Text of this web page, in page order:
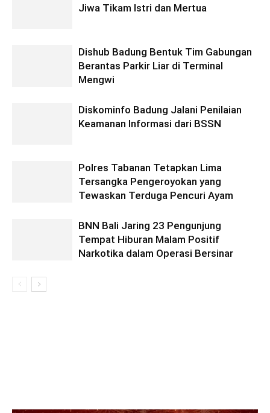
Jiwa Tikam Istri dan Mertua
Dishub Badung Bentuk Tim Gabungan
Berantas Parkir Liar di Terminal
Mengwi
Diskominfo Badung Jalani Penilaian
Keamanan Informasi dari BSSN
Polres Tabanan Tetapkan Lima
Tersangka Pengeroyokan yang
Tewaskan Terduga Pencuri Ayam
BNN Bali Jaring 23 Pengunjung
Tempat Hiburan Malam Positif
Narkotika dalam Operasi Bersinar